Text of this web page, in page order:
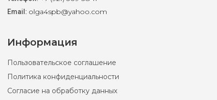
Email: olga4spb@yahoo.com
Информация
Пользовательское соглашение
Политика конфиденциальности
Согласие на обработку данных